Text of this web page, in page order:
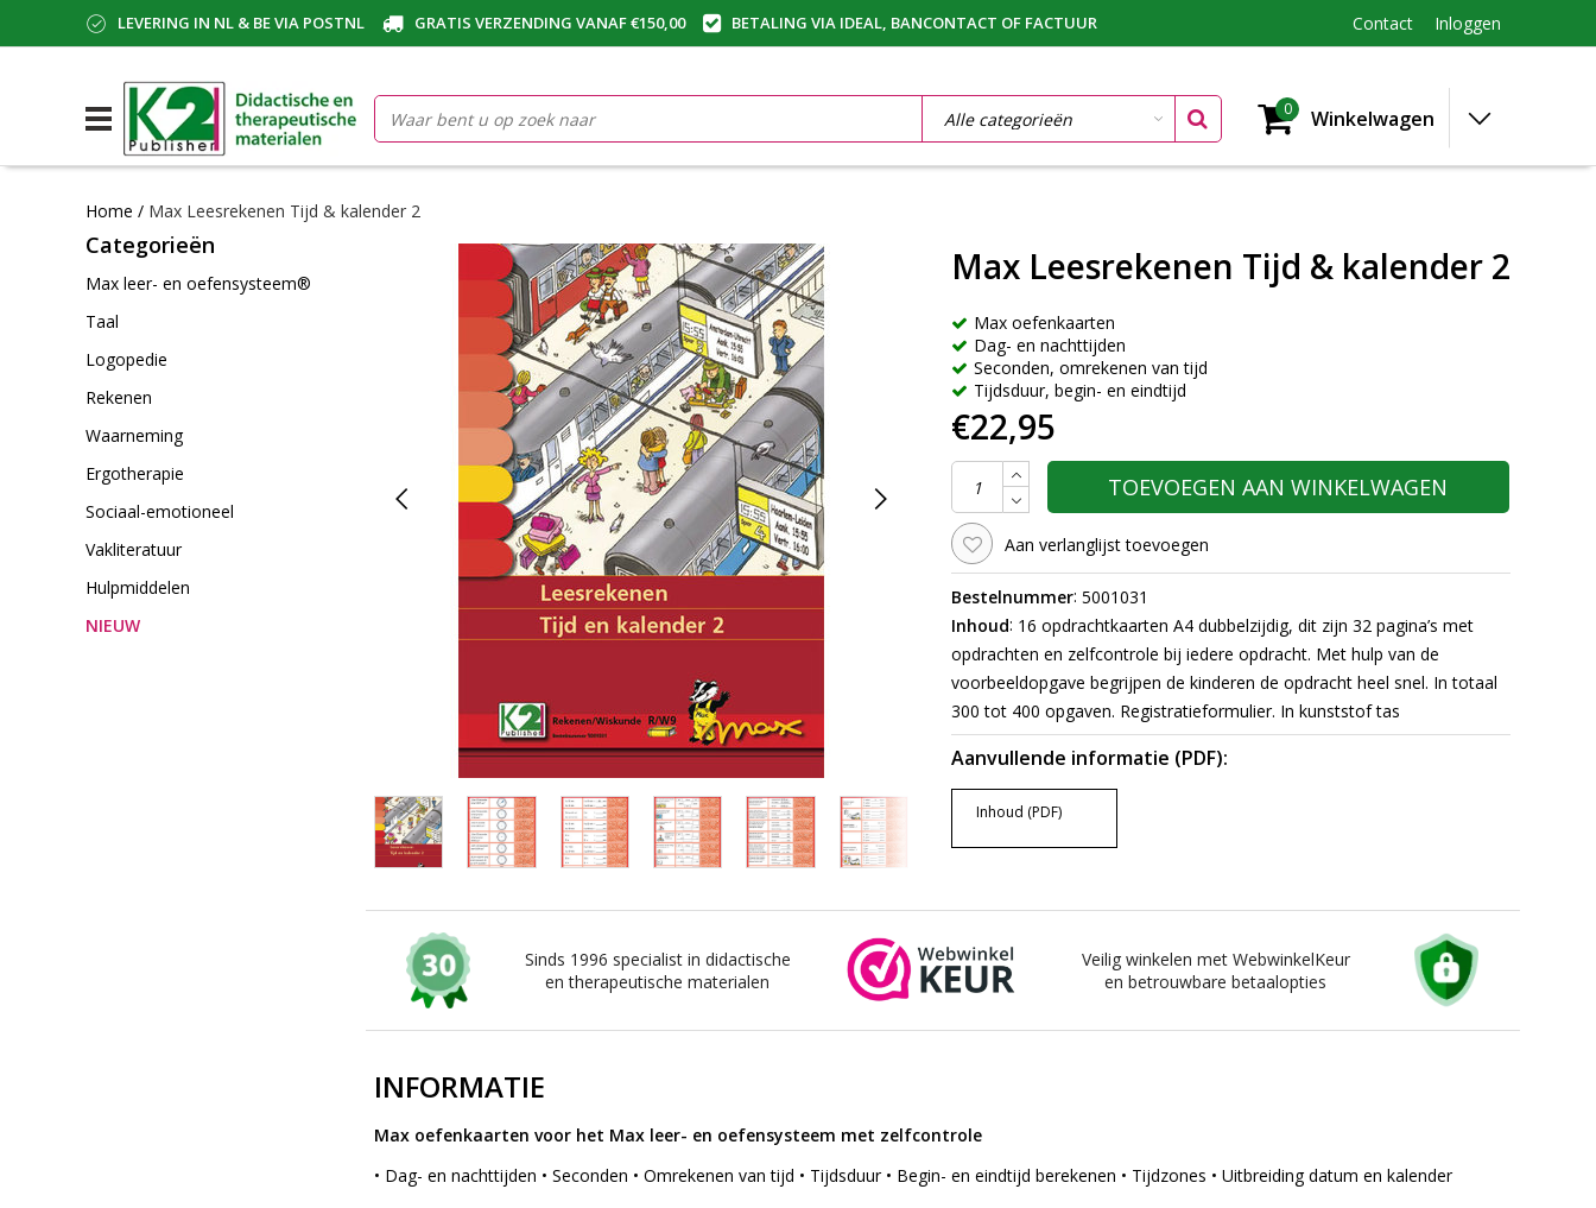
LEVERING IN NL & BE VIA POSTNL GRATIS VERZENDING VANAF €150,00 BETALING VIA IDEAL, BANCONTACT OF FACTUUR Contact Inloggen
0 Winkelwagen
Home / Max Leesrekenen Tijd & kalender 2
Categorieën
Max leer- en oefensysteem®
Taal
Logopedie
Rekenen
Waarneming
Ergotherapie
Sociaal-emotioneel
Vakliteratuur
Hulpmiddelen
NIEUW
Max Leesrekenen Tijd & kalender 2
Max oefenkaarten
Dag- en nachttijden
Seconden, omrekenen van tijd
Tijdsduur, begin- en eindtijd
€22,95
TOEVOEGEN AAN WINKELWAGEN
Aan verlanglijst toevoegen
Bestelnummer: 5001031
Inhoud: 16 opdrachtkaarten A4 dubbelzijdig, dit zijn 32 pagina’s met
opdrachten en zelfcontrole bij iedere opdracht. Met hulp van de
voorbeeldopgave begrijpen de kinderen de opdracht heel snel. In totaal
300 tot 400 opgaven. Registratieformulier. In kunststof tas
Aanvullende informatie (PDF):
Inhoud (PDF)
Sinds 1996 specialist in didactische
en therapeutische materialen
Veilig winkelen met WebwinkelKeur
en betrouwbare betaalopties
INFORMATIE
Max oefenkaarten voor het Max leer- en oefensysteem met zelfcontrole
• Dag- en nachttijden • Seconden • Omrekenen van tijd • Tijdsduur • Begin- en eindtijd berekenen • Tijdzones • Uitbreiding datum en kalender